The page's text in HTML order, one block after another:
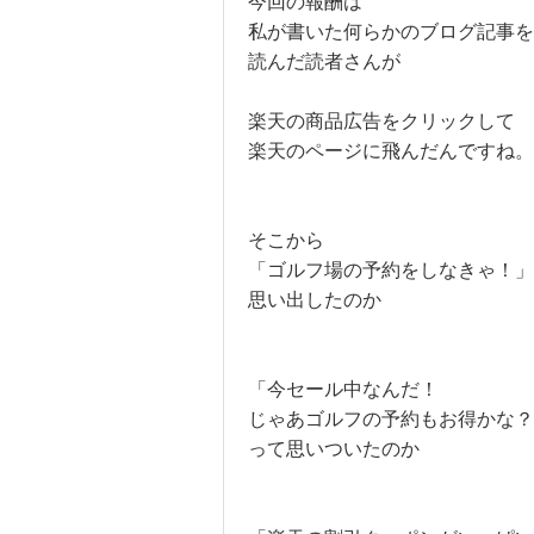
私が書いた何らかのブログ記事を
読んだ読者さんが
楽天の商品広告をクリックして
楽天のページに飛んだんですね。
そこから
「ゴルフ場の予約をしなきゃ！
思い出したのか
「今セール中なんだ！
じゃあゴルフの予約もお得かな
って思いついたのか